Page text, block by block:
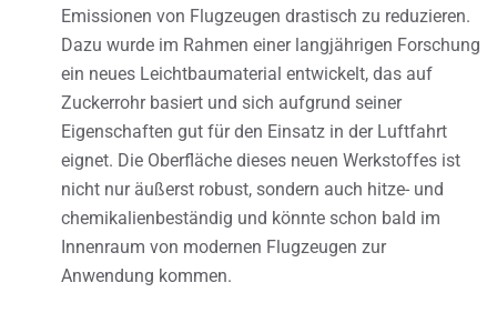
Emissionen von Flugzeugen drastisch zu reduzieren.
Dazu wurde im Rahmen einer langjährigen Forschung
ein neues Leichtbaumaterial entwickelt, das auf
Zuckerrohr basiert und sich aufgrund seiner
Eigenschaften gut für den Einsatz in der Luftfahrt
eignet. Die Oberfläche dieses neuen Werkstoffes ist
nicht nur äußerst robust, sondern auch hitze- und
chemikalienbeständig und könnte schon bald im
Innenraum von modernen Flugzeugen zur
Anwendung kommen.